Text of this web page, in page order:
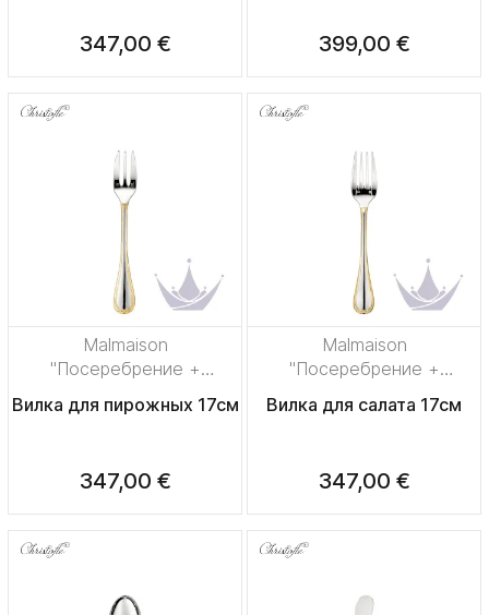
347,00 € 399,00 €
Malmaison
"Посеребрение +
узорная позолота"
Вилка для пирожных 17см
347,00 €
Malmaison
"Посеребрение +
узорная позолота"
Вилка для салата 17см
347,00 €